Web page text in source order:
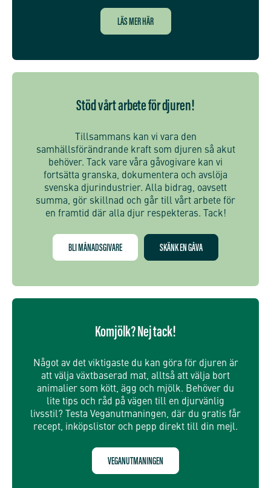
LÄS MER HÄR
Stöd vårt arbete för djuren!
Tillsammans kan vi vara den
samhällsförändrande kraft som djuren så akut
behöver. Tack vare våra gåvogivare kan vi
fortsätta granska, dokumentera och avslöja
svenska djurindustrier. Alla bidrag, oavsett
summa, gör skillnad och går till vårt arbete för
en framtid där alla djur respekteras. Tack!
BLI MÅNADSGIVARE SKÄNK EN GÅVA
Komjölk? Nej tack!
Något av det viktigaste du kan göra för djuren är
att välja växtbaserad mat, alltså att välja bort
animalier som kött, ägg och mjölk. Behöver du
lite tips och råd på vägen till en djurvänlig
livsstil? Testa Veganutmaningen, där du gratis får
recept, inköpslistor och pepp direkt till din mejl.
VEGANUTMANINGEN